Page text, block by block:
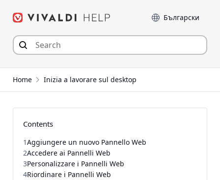
Language
Home Inizia a lavorare sul desktop
Contents
1Aggiungere un nuovo Pannello Web
2Accedere ai Pannelli Web
3Personalizzare i Pannelli Web
4Riordinare i Pannelli Web